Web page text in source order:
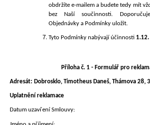
obdržíte e-mailem a budete tedy mít
bez Naší součinnosti.
Objednávky a Podmínky uložit.
Tyto Podmínky nabývají účinnosti
Příloha č. 1 - Formulář pro
Adresát: Dobrosklo, Timotheus Daneš, Thámova 28,
Uplatnění reklamace
Datum uzavření Smlouvy: